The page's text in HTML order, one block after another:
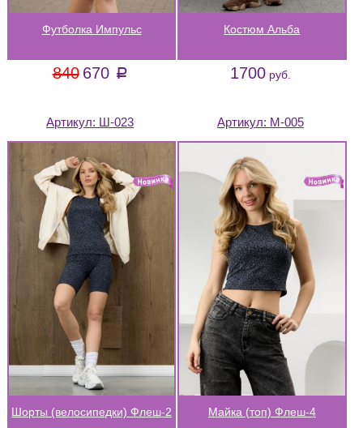
Футболка Импульс
840 670 a
Костюм Альба
1700руб.
Артикул: Ш-023
Шорты (велосипедки) Флеш-2
Артикул: М-005
Майка (топ) Флеш-4